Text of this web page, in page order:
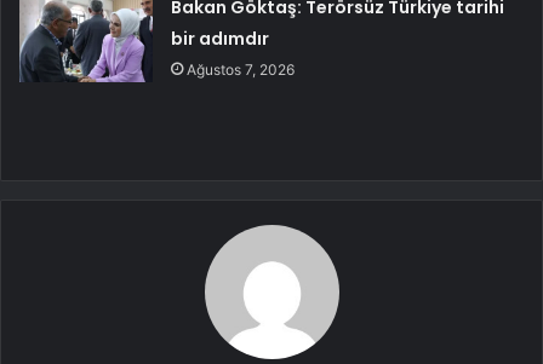
Bakan Göktaş: Terörsüz Türkiye tarihi
bir adımdır
Ağustos 7, 2026